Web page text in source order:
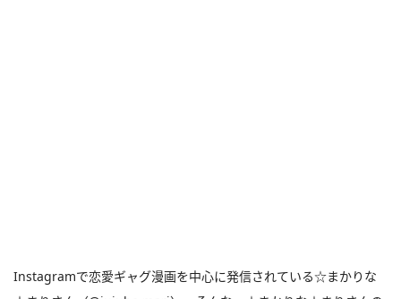
Instagramで恋愛ギャグ漫画を中心に発信されている☆まかりな